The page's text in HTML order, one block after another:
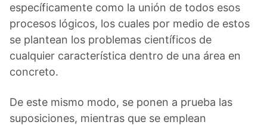
específicamente como la unión de todos esos
procesos lógicos, los cuales por medio de estos
se plantean los problemas científicos de
cualquier característica dentro de una área en
concreto.
De este mismo modo, se ponen a prueba las
suposiciones, mientras que se emplean